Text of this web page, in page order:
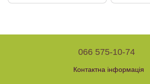
066 575-10-74
Контактна інформація